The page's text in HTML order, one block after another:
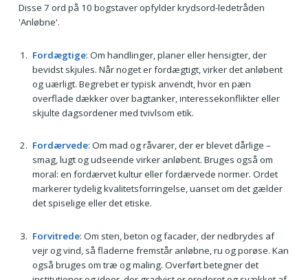
Disse 7 ord på 10 bogstaver opfylder krydsord-ledetråden
'Anløbne'.
Fordægtige: Om handlinger, planer eller hensigter, der
bevidst skjules. Når noget er fordægtigt, virker det anløbent
og uærligt. Begrebet er typisk anvendt, hvor en pæn
overflade dækker over bagtanker, interessekonflikter eller
skjulte dagsordener med tvivlsom etik.
Fordærvede: Om mad og råvarer, der er blevet dårlige –
smag, lugt og udseende virker anløbent. Bruges også om
moral: en fordærvet kultur eller fordærvede normer. Ordet
markerer tydelig kvalitetsforringelse, uanset om det gælder
det spiselige eller det etiske.
Forvitrede: Om sten, beton og facader, der nedbrydes af
vejr og vind, så fladerne fremstår anløbne, ru og porøse. Kan
også bruges om træ og maling. Overført betegner det